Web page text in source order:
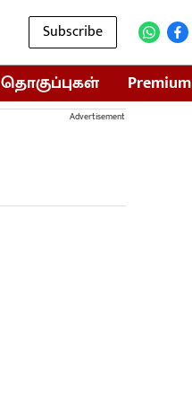
Subscribe
தொகுப்புகள் Premium
Advertisement